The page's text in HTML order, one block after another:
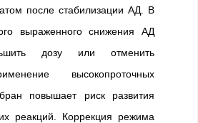
после стабилизации АД. В
выраженного снижения АД
дозу или отменить
высокопроточных
повышает риск развития
реакций. Коррекция режима